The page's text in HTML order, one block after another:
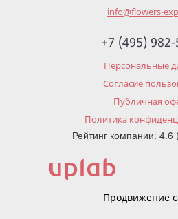
info@flowers-
+7 (495)
Персональные
Согласие
Публичная
Политика
Рейтинг компании: 4.6
Продвижение